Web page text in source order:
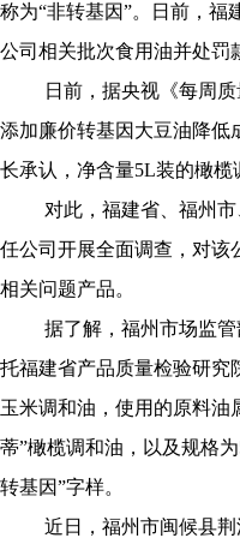
称为“非转基因”。日前，
公司相关批次食用油并处罚
日前，据央视《每周质量
添加廉价转基因大豆油降低
长承认，净含量5L装的橄榄
对此，福建省、福州市、
任公司开展全面调查，对该
相关问题产品。
据了解，福州市场监管部
托福建省产品质量检验研究
玉米调和油，使用的原料油
蒂”橄榄调和油，以及规格
转基因”字样。
近日，福州市闽候县荆溪